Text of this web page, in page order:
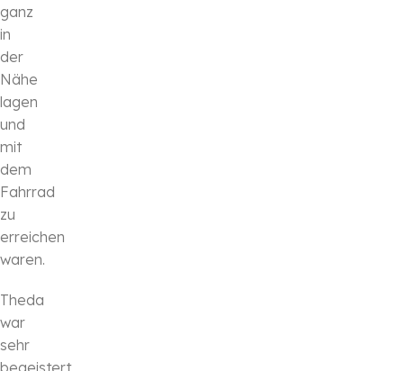
ganz
in
der
Nähe
lagen
und
mit
dem
Fahrrad
zu
erreichen
waren.
Theda
war
sehr